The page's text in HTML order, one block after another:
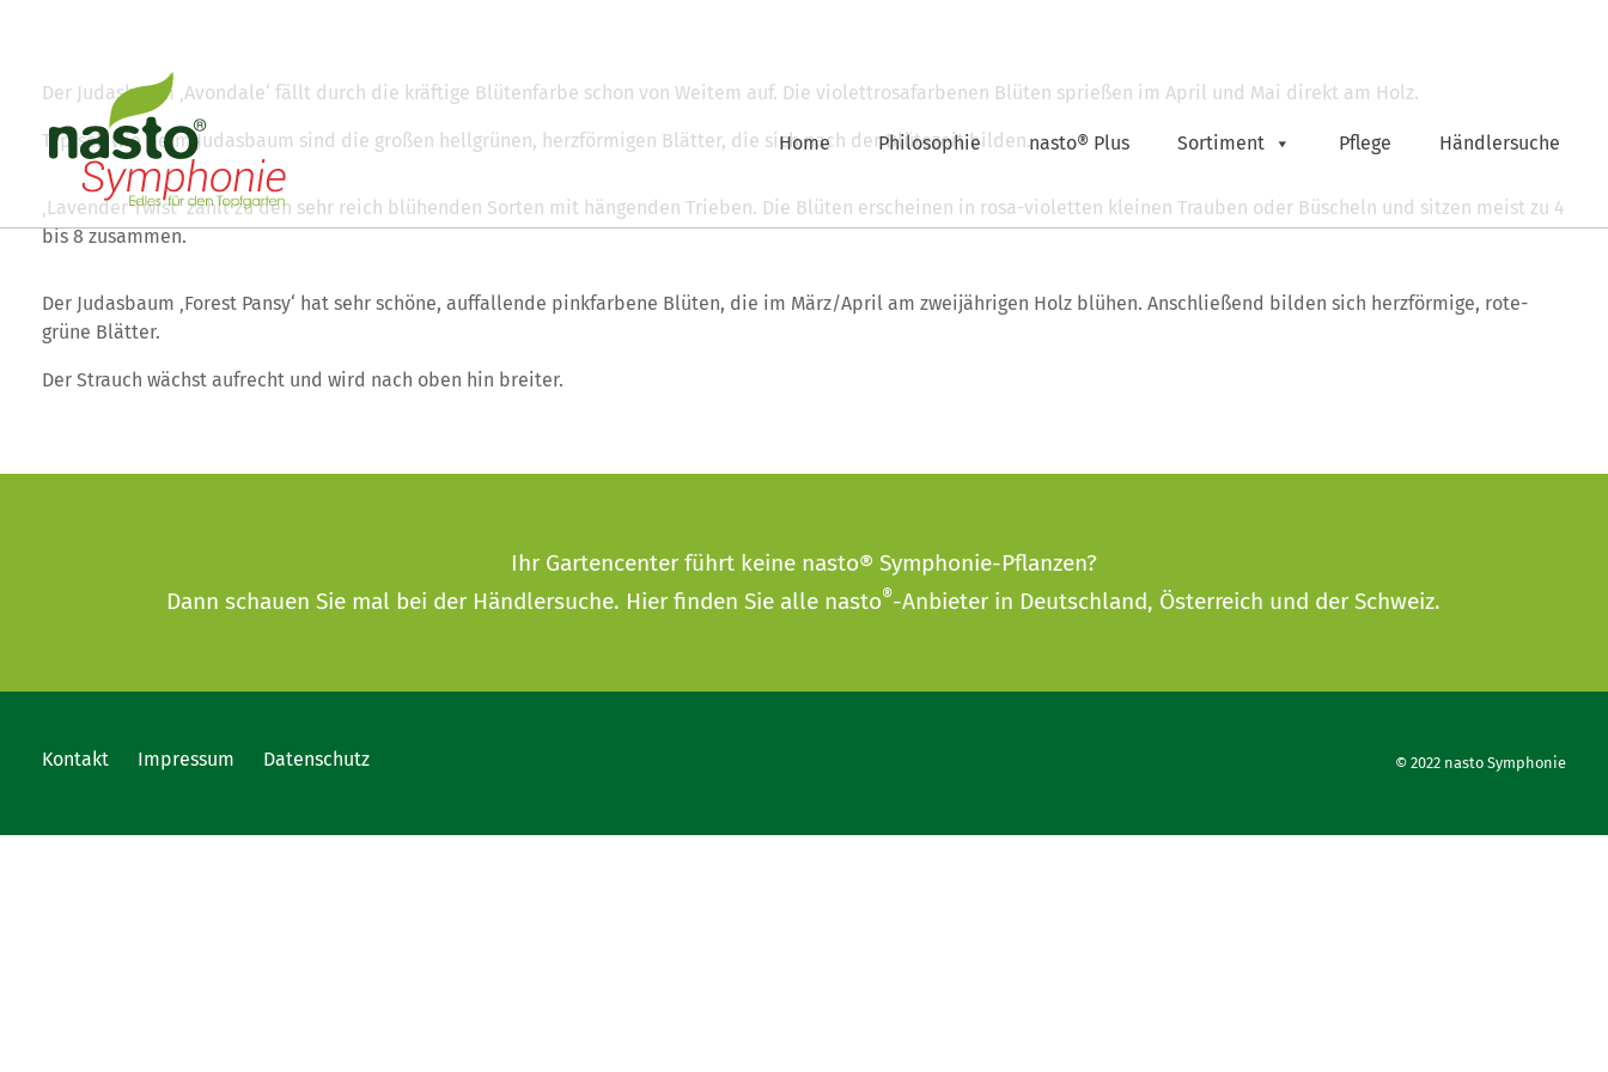
Home Philosophie nasto® Plus Sortiment Pflege Händlersuche
Der Judasbaum ‚Avondale‘ fällt durch die kräftige Blütenfarbe schon von Weitem auf. Die violettrosafarbenen Blüten sprießen im April und Mai direkt am Holz.
Typisch wie beim Judasbaum sind die großen hellgrünen, herzförmigen Blätter, die sich nach der Blütezeit bilden.
‚Lavender Twist‘ zählt zu den sehr reich blühenden Sorten mit hängenden Trieben. Die Blüten erscheinen in rosa-violetten kleinen Trauben oder Büscheln und sitzen meist zu 4
bis 8 zusammen.
Der Judasbaum ‚Forest Pansy‘ hat sehr schöne, auffallende pinkfarbene Blüten, die im März/April am zweijährigen Holz blühen. Anschließend bilden sich herzförmige, rote-
grüne Blätter.
Der Strauch wächst aufrecht und wird nach oben hin breiter.
Ihr Gartencenter führt keine nasto® Symphonie-Pflanzen?
Dann schauen Sie mal bei der Händlersuche. Hier finden Sie alle nasto®-Anbieter in Deutschland, Österreich und der Schweiz.
Kontakt Impressum Datenschutz © 2022 nasto Symphonie